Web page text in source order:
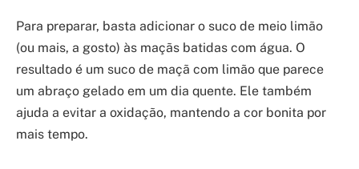
Para preparar, basta adicionar o suco de meio limão
(ou mais, a gosto) às maçãs batidas com água. O
resultado é um suco de maçã com limão que parece
um abraço gelado em um dia quente. Ele também
ajuda a evitar a oxidação, mantendo a cor bonita por
mais tempo.